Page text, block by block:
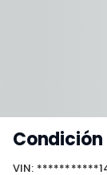
VIN: